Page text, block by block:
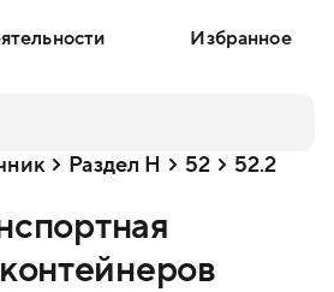
Избранное
Раздел H 52
52.2